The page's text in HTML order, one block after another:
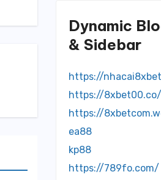
Dynamic
& Sidebar
https://
https://8xbet00.co/
https://
ea88
kp88
https://789fo.com/